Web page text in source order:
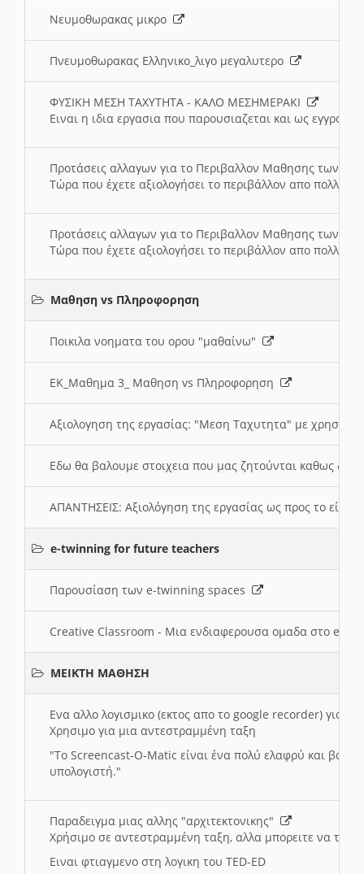
Νευμοθωρακας μικρο
Πνευμοθωρακας Ελληνικο_λιγο μεγαλυτερο
ΦΥΣΙΚΗ ΜΕΣΗ ΤΑΧΥΤΗΤΑ - ΚΑΛΟ ΜΕΣΗΜΕΡΑΚΙ
Ειναι η ιδια εργασια που παρουσιαζεται και ως
Προτάσεις αλλαγων για το Περιβαλλον Μαθησης των
Τώρα που έχετε αξιολογήσει το περιβάλλον απο πολλές
Προτάσεις αλλαγων για το Περιβαλλον Μαθησης των
Τώρα που έχετε αξιολογήσει το περιβάλλον απο πολλές
Μαθηση vs Πληροφορηση
Ποικιλα νοηματα του ορου "μαθαίνω"
ΕΚ_Μαθημα 3_ Μαθηση vs Πληροφορηση
Αξιολογηση της εργασίας: "Μεση Ταχυτητα" με χρηση
Εδω θα βαλουμε στοιχεια που μας ζητούνται καθως
ΑΠΑΝΤΗΣΕΙΣ: Αξιολόγηση της εργασίας ως προς το
e-twinning for future teachers
Παρουσίαση των e-twinning spaces
Creative Classroom - Μια ενδιαφερουσα ομαδα στο e-
ΜΕΙΚΤΗ ΜΑΘΗΣΗ
Ενα αλλο λογισμικο (εκτος απο το google recorder) για
Χρησιμο για μια αντεστραμμένη ταξη
"To Screencast-O-Matic είναι ένα πολύ ελαφρύ και
υπολογιστή."
Παραδειγμα μιας αλλης "αρχιτεκτονικης"
Χρήσιμο σε αντεστραμμένη ταξη, αλλα μπορειτε να το
Ειναι φτιαγμενο στη λογικη του TED-ED